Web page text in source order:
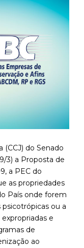
(CCJ) do Senado
3) a Proposta de
a PEC do
as propriedades
País onde forem
psicotrópicas ou a
e
de
ao